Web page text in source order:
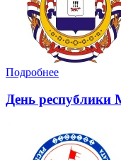
Подробнее
День республики